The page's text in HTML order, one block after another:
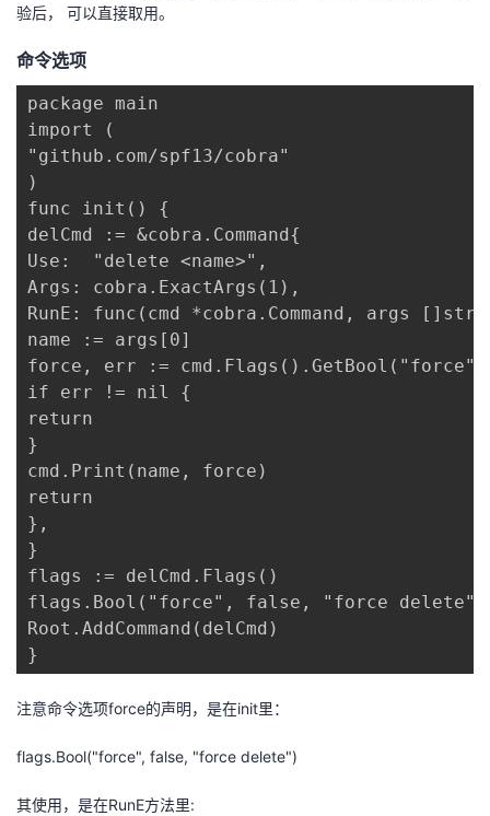
验后， 可以直接取用。
命令选项
package main
import (
"github.com/spf13/cobra"
)
func init() {
delCmd := &cobra.Command{
Use:  "delete <name>",
Args: cobra.ExactArgs(1),
RunE: func(cmd *cobra.Command, args
name := args[0]
force, err := cmd.Flags().GetBool("force")
if err != nil {
return
}
cmd.Print(name, force)
return
},
}
flags := delCmd.Flags()
flags.Bool("force", false, "force delete")
Root.AddCommand(delCmd)
}
注意命令选项force的声明，是在init里：
flags.Bool("force", false, "force delete")
其使用，是在RunE方法里: